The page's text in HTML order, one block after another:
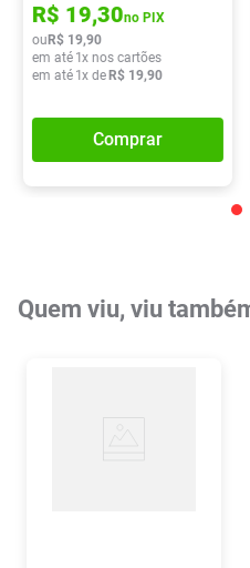
R$ 19,30no PIX
ou R$ 19,90
em até 1x nos cartões
em até 1x de R$ 19,90
Comprar
Quem viu, viu